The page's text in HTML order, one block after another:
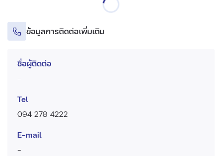
ข้อมูลการติดต่อเพิ่มเติม
ชื่อผู้ติดต่อ
-
Tel
094 278 4222
E-mail
-